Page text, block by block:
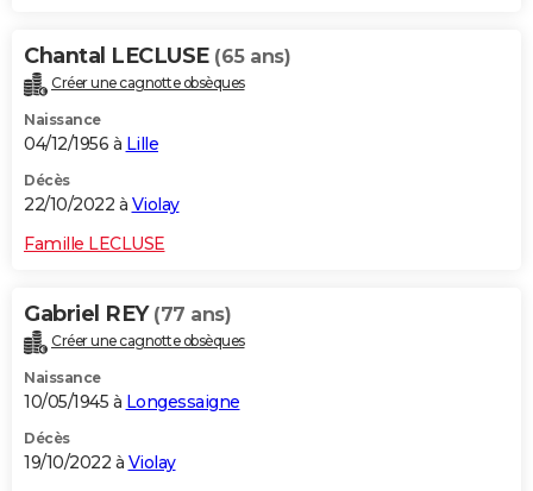
Chantal LECLUSE (65 ans)
Créer une cagnotte obsèques
Naissance
04/12/1956 à Lille
Décès
22/10/2022 à Violay
Famille LECLUSE
Gabriel REY (77 ans)
Créer une cagnotte obsèques
Naissance
10/05/1945 à Longessaigne
Décès
19/10/2022 à Violay